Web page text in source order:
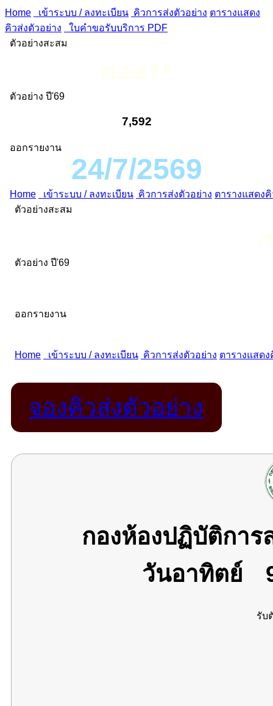
Home เข้าระบบ / ลงทะเบียน คิวการส่งตัวอย่าง ตารางแสดง
คิวส่งตัวอย่าง
ใบคำขอรับบริการ PDF
ตัวอย่างสะสม
ตัวอย่าง ปี'69
7,592
ออกรายงาน
24/7/2569
จองคิวส่งตัวอย่าง
กองห้องปฏิบัติกา
วันอาทิตย์
รับ